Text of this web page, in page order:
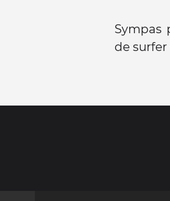
Sympas
de surfer